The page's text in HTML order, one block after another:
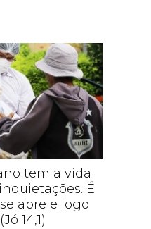
tem a vida
É
abre e logo
14,1)